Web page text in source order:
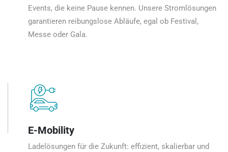
Events, die keine Pause kennen. Unsere Stromlösungen
garantieren reibungslose Abläufe, egal ob Festival,
Messe oder Gala.
E-Mobility
Ladelösungen für die Zukunft: effizient, skalierbar und